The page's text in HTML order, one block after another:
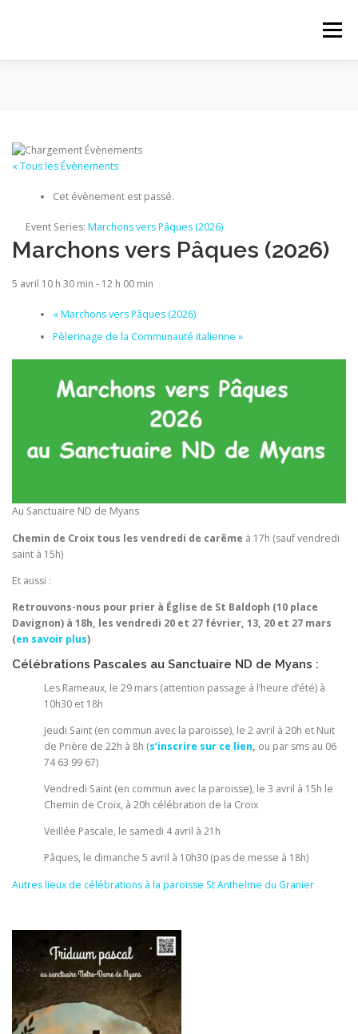
Menu
PAROISSE LE MAGASIN
« Tous les Évènements
Cet évènement est passé.
Event Series: Marchons vers Pâques (2026)
Marchons vers Pâques (2026)
5 avril 10 h 30 min - 12 h 00 min
« Marchons vers Pâques (2026)
Pèlerinage de la Communauté italienne »
Au Sanctuaire ND de Myans
Chemin de Croix tous les vendredi de carême à 17h (sauf vendredi
saint à 15h)
Et aussi :
Retrouvons-nous pour prier à Église de St Baldoph (10 place
Davignon) à 18h, les vendredi 20 et 27 février, 13, 20 et 27 mars
(en savoir plus)
Célébrations Pascales au Sanctuaire ND de Myans :
Les Rameaux, le 29 mars (attention passage à l’heure d’été) à
10h30 et 18h
Jeudi Saint (en commun avec la paroisse), le 2 avril à 20h et Nuit
de Prière de 22h à 8h (s’inscrire sur ce lien, ou par sms au 06
74 63 99 67)
Vendredi Saint (en commun avec la paroisse), le 3 avril à 15h le
Chemin de Croix, à 20h célébration de la Croix
Veillée Pascale, le samedi 4 avril à 21h
Pâques, le dimanche 5 avril à 10h30 (pas de messe à 18h)
Autres lieux de célébrations à la paroisse St Anthelme du Granier